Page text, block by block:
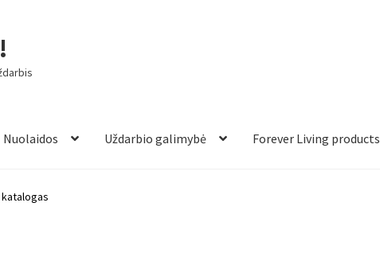
Nuolaidos Uždarbio galimybė Forever Living products